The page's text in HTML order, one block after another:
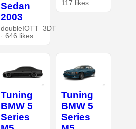
Sedan
2003
doubleIOTT_3DT
· 646 likes
117 likes
Tuning
BMW 5
Series
Tuning
BMW 5
Series